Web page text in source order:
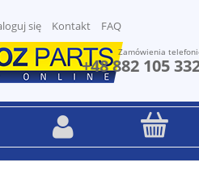
się Kontakt FAQ
Zamówienia
+48 882 105